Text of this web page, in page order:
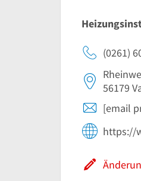
(0261)
56179
[email
https://